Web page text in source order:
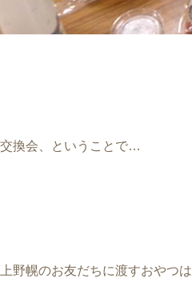
交換会、ということで…
上野幌のお友だちに渡すおやつは